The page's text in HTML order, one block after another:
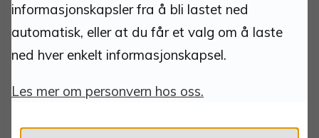
Teknisk vakttelefon
911 25 533
informasjonskapsler fra å bli lastet ned
automatisk, eller at du får et valg om å laste
ned hver enkelt informasjonskapsel.
Les mer om personvern hos oss.